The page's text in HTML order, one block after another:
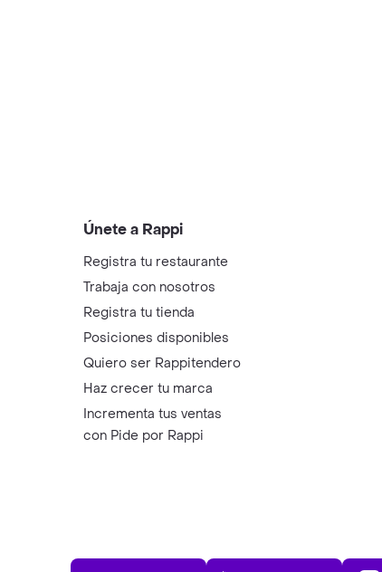
Únete a Rappi
Registra tu restaurante
Trabaja con nosotros
Registra tu tienda
Posiciones disponibles
Quiero ser Rappitendero
Haz crecer tu marca
Incrementa tus ventas
con Pide por Rappi
App Store Play Store